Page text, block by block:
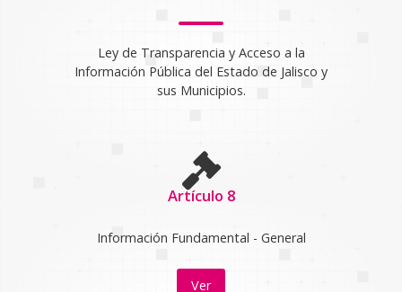
Ley de Transparencia y Acceso a la
Información Pública del Estado de Jalisco y
sus Municipios.
Artículo 8
Información Fundamental - General
Ver